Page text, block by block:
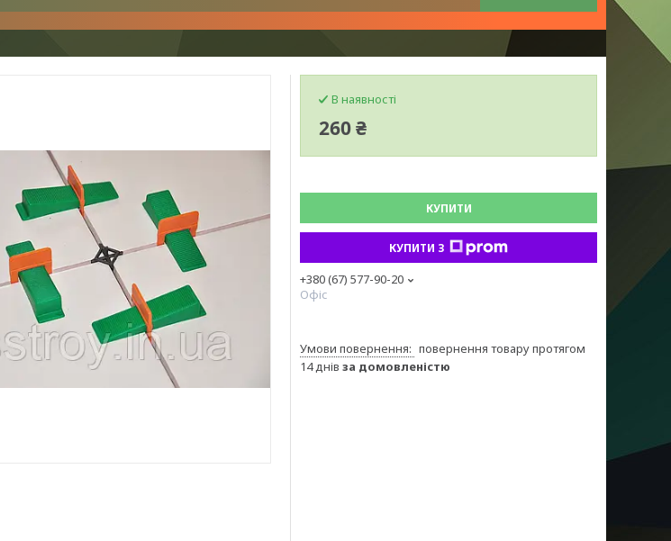
В наявності
260 ₴
КУПИТИ
КУПИТИ З
+380 (67) 577-90-20
Офіс
повернення товару протягом
14 днів за домовленістю